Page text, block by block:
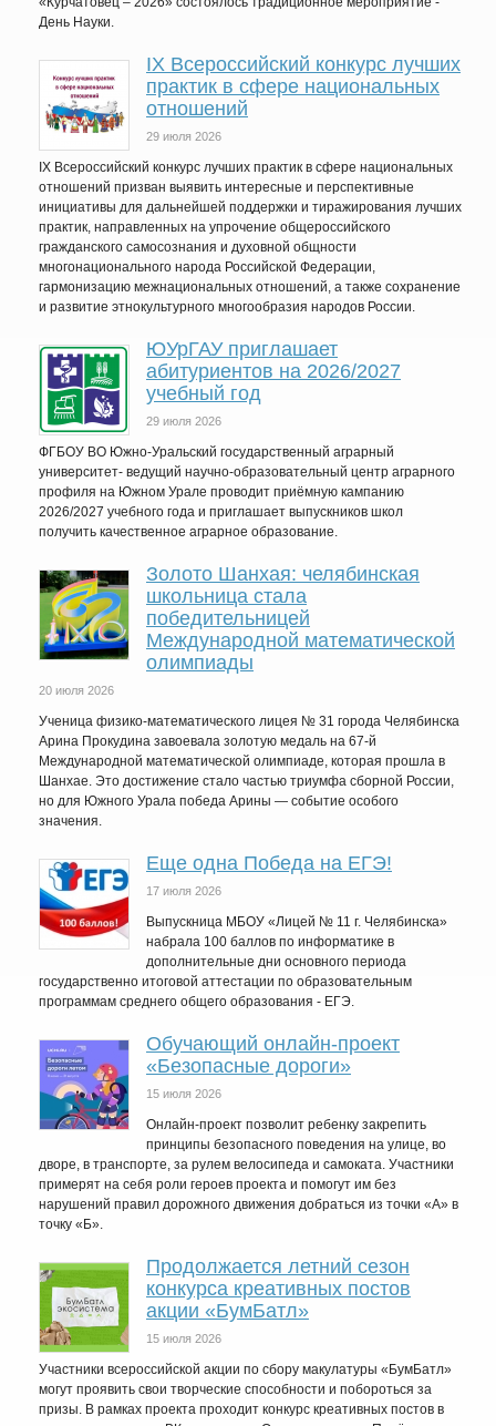
День Науки.
IХ Всероссийский конкурс лучших
практик в сфере национальных
отношений
29 июля 2026
IX Всероссийский конкурс лучших практик в сфере национальных
отношений призван выявить интересные и перспективные
инициативы для дальнейшей поддержки и тиражирования лучших
практик, направленных на упрочение общероссийского
гражданского самосознания и духовной общности
многонационального народа Российской Федерации,
гармонизацию межнациональных отношений, а также сохранение
и развитие этнокультурного многообразия народов России.
ЮУрГАУ приглашает
абитуриентов на 2026/2027
учебный год
29 июля 2026
ФГБОУ ВО Южно-Уральский государственный аграрный
университет- ведущий научно-образовательный центр аграрного
профиля на Южном Урале проводит приёмную кампанию
2026/2027 учебного года и приглашает выпускников школ
получить качественное аграрное образование.
Золото Шанхая: челябинская
школьница стала
победительницей
Международной математической
олимпиады
20 июля 2026
Ученица физико-математического лицея № 31 города Челябинска
Арина Прокудина завоевала золотую медаль на 67-й
Международной математической олимпиаде, которая прошла в
Шанхае. Это достижение стало частью триумфа сборной России,
но для Южного Урала победа Арины — событие особого
значения.
Еще одна Победа на ЕГЭ!
17 июля 2026
Выпускница МБОУ «Лицей № 11 г. Челябинска»
набрала 100 баллов по информатике в
дополнительные дни основного периода
государственно итоговой аттестации по образовательным
программам среднего общего образования - ЕГЭ.
Обучающий онлайн-проект
«Безопасные дороги»
15 июля 2026
Онлайн-проект позволит ребенку закрепить
принципы безопасного поведения на улице, во
дворе, в транспорте, за рулем велосипеда и самоката. Участники
примерят на себя роли героев проекта и помогут им без
нарушений правил дорожного движения добраться из точки «А» в
точку «Б».
Продолжается летний сезон
конкурса креативных постов
акции «БумБатл»
15 июля 2026
Участники всероссийской акции по сбору макулатуры «БумБатл»
могут проявить свои творческие способности и побороться за
призы. В рамках проекта проходит конкурс креативных постов в